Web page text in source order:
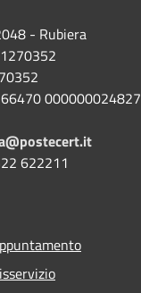
- Rubiera
000000024827
622211